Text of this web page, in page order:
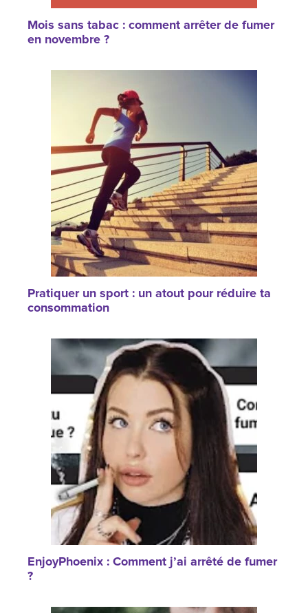
Mois sans tabac : comment arrêter de fumer
en novembre ?
Pratiquer un sport : un atout pour réduire ta
consommation
EnjoyPhoenix : Comment j’ai arrêté de fumer
?